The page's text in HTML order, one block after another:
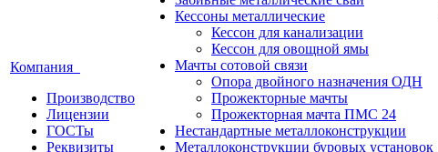
Компания
Производство
Лицензии
ГОСТы
Реквизиты
Кессоны металлические
Кессон для канализации
Кессон для овощной ямы
Мачты сотовой связи
Опора двойного назначения ОДН
Прожекторные мачты
Прожекторная мачта ПМС 24
Нестандартные металлоконструкции
Металлоконструкции буровых установок